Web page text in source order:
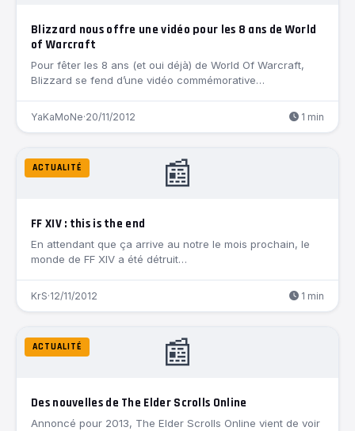
Blizzard nous offre une vidéo pour les 8 ans de World
of Warcraft
Pour fêter les 8 ans (et oui déjà) de World Of Warcraft,
Blizzard se fend d’une vidéo commémorative…
YaKaMoNe·20/11/2012 1 min
📰
ACTUALITÉ
FF XIV : this is the end
En attendant que ça arrive au notre le mois prochain, le
monde de FF XIV a été détruit…
KrS·12/11/2012 1 min
📰
ACTUALITÉ
Des nouvelles de The Elder Scrolls Online
Annoncé pour 2013, The Elder Scrolls Online vient de voir